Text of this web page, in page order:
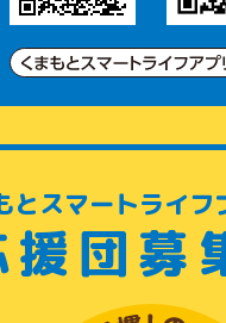
とスマートライフ
援団募